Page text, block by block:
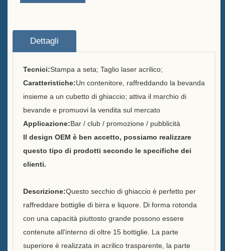
Informazioni
Servizio
Marchi che servivamo
La nostra squadra
Secchio di ghiaccio a LED
Case E
Dettagli
Tecnici:Stampa a seta; Taglio laser acrilico;
Caratteristiche:Un contenitore, raffreddando la bevanda
insieme a un cubetto di ghiaccio; attiva il marchio di
bevande e promuovi la vendita sul mercato
Applicazione:Bar / club / promozione / pubblicità
Il design OEM è ben accetto, possiamo realizzare
questo tipo di prodotti secondo le specifiche dei
clienti.
Descrizione:Questo secchio di ghiaccio è perfetto per
raffreddare bottiglie di birra e liquore. Di forma rotonda
con una capacità piuttosto grande possono essere
contenute all'interno di oltre 15 bottiglie. La parte
superiore è realizzata in acrilico trasparente, la parte